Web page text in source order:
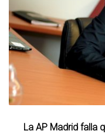
La AP Madrid falla